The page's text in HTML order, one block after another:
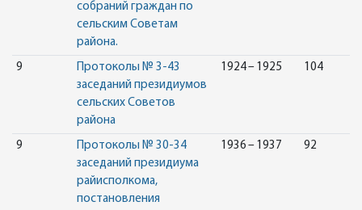
собраний граждан по
сельским Советам
района.
9
Протоколы № 3-43
заседаний президиумов
сельских Советов
района
1924 – 1925 104
9
Протоколы № 30-34
заседаний президиума
райисполкома,
постановления
1936 – 1937 92